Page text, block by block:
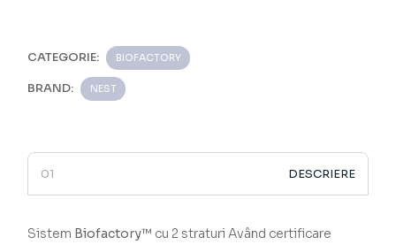
CATEGORIE: BIOFACTORY
BRAND: NEST
DESCRIERE
Sistem Biofactory™ cu 2 straturi ­­­­­­­­­­­­­­­­­­­­­­­­­­­­­ Având certificare